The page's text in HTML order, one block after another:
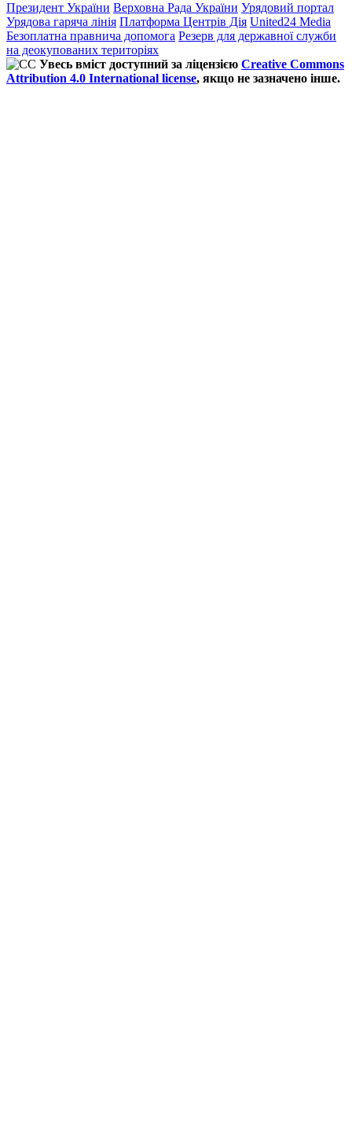
Президент України Верховна Рада України Урядовий портал
Урядова гаряча лінія Платформа Центрів Дія United24 Media
Безоплатна правнича допомога Резерв для державної служби
на деокупованих територіях
Увесь вміст доступний за ліцензією Creative Commons
Attribution 4.0 International license, якщо не зазначено інше.